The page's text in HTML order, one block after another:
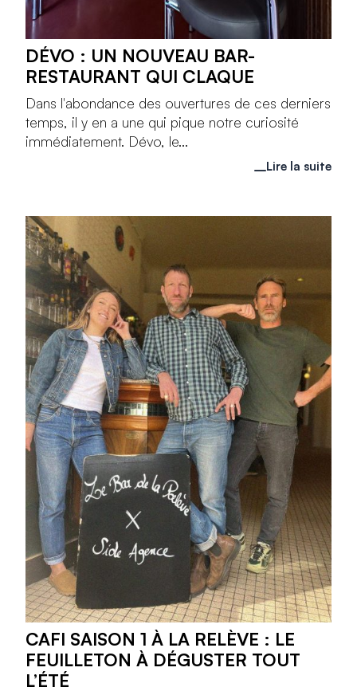
DÉVO : UN NOUVEAU BAR-
RESTAURANT QUI CLAQUE
Dans l'abondance des ouvertures de ces derniers
temps, il y en a une qui pique notre curiosité
immédiatement. Dévo, le...
Lire la suite
CAFI SAISON 1 À LA RELÈVE : LE
FEUILLETON À DÉGUSTER TOUT
L’ÉTÉ